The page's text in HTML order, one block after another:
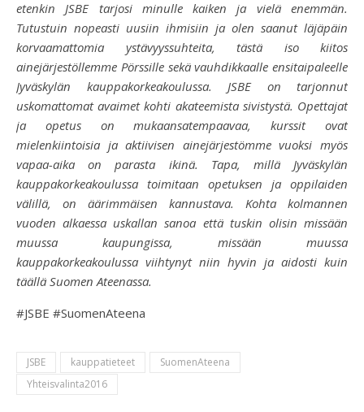
etenkin JSBE tarjosi minulle kaiken ja vielä enemmän.
Tutustuin nopeasti uusiin ihmisiin ja olen saanut läjäpäin
korvaamattomia ystävyyssuhteita, tästä iso kiitos
ainejärjestöllemme Pörssille sekä vauhdikkaalle ensitaipaleelle
Jyväskylän kauppakorkeakoulussa. JSBE on tarjonnut
uskomattomat avaimet kohti akateemista sivistystä. Opettajat
ja opetus on mukaansatempaavaa, kurssit ovat
mielenkiintoisia ja aktiivisen ainejärjestömme vuoksi myös
vapaa-aika on parasta ikinä. Tapa, millä Jyväskylän
kauppakorkeakoulussa toimitaan opetuksen ja oppilaiden
välillä, on äärimmäisen kannustava. Kohta kolmannen
vuoden alkaessa uskallan sanoa että tuskin olisin missään
muussa kaupungissa, missään muussa
kauppakorkeakoulussa viihtynyt niin hyvin ja aidosti kuin
täällä Suomen Ateenassa.
#JSBE #SuomenAteena
JSBE kauppatieteet
SuomenAteena
Yhteisvalinta2016